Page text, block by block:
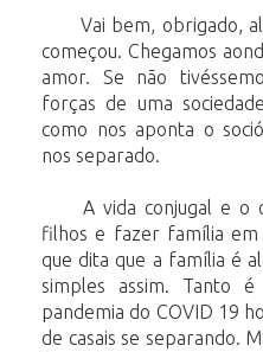
Vai bem, obrigado,
começou. Chegamos
amor. Se não
forças de uma
como nos aponta o
nos separado.
A vida conjugal e o
filhos e fazer família em
que dita que a família é
simples assim. Tanto
pandemia do COVID 19
de casais se separando.